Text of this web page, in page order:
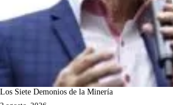
Los Siete Demonios de la Minería